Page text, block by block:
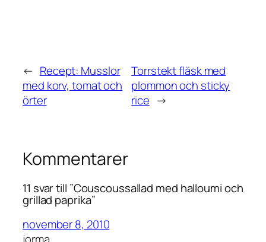
← Recept: Musslor
med korv, tomat och
örter
Torrstekt fläsk med
plommon och sticky
rice →
Kommentarer
11 svar till ”Couscoussallad med halloumi och
grillad paprika”
november 8, 2010